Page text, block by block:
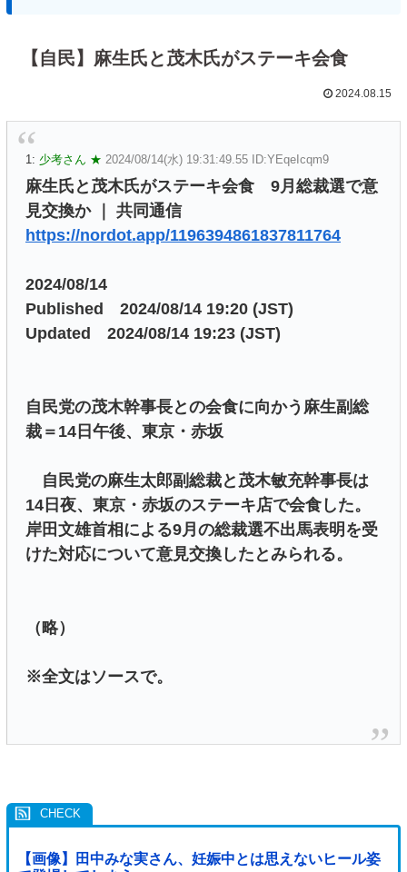
【自民】麻生氏と茂木氏がステーキ会食
2024.08.15
1: 少考さん ★ 2024/08/14(水) 19:31:49.55 ID:YEqeIcqm9
麻生氏と茂木氏がステーキ会食 9月総裁選で意
見交換か ｜ 共同通信
https://nordot.app/1196394861837811764
2024/08/14
Published 2024/08/14 19:20 (JST)
Updated 2024/08/14 19:23 (JST)
自民党の茂木幹事長との会食に向かう麻生副総
裁＝14日午後、東京・赤坂
自民党の麻生太郎副総裁と茂木敏充幹事長は
14日夜、東京・赤坂のステーキ店で会食した。
岸田文雄首相による9月の総裁選不出馬表明を受
けた対応について意見交換したとみられる。
（略）
※全文はソースで。
【画像】田中みな実さん、妊娠中とは思えないヒール姿